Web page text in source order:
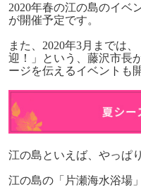
2020年春の江の島のイベ
が開催予定です。
また、 2020年3月までは、
迎！」という、藤沢市長
ージを伝えるイベントも
江の島といえば、やっぱ
江の島の「片瀬海水浴場